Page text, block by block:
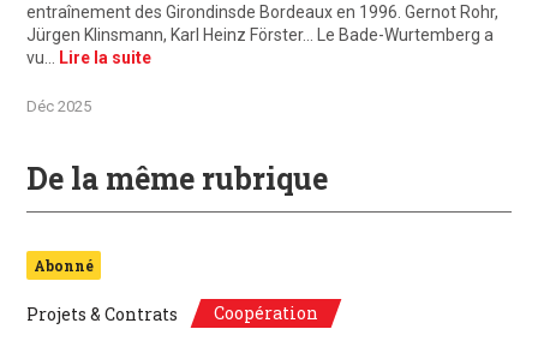
entraînement des Girondinsde Bordeaux en 1996. Gernot Rohr,
Jürgen Klinsmann, Karl Heinz Förster… Le Bade-Wurtemberg a
vu…
Lire la suite
Déc 2025
De la même rubrique
Abonné
Projets & Contrats Coopération